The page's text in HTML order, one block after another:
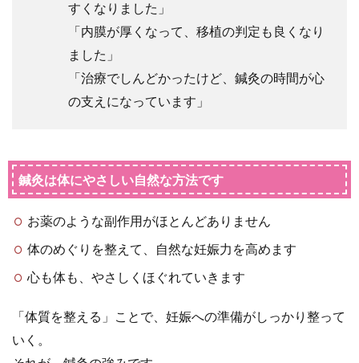
鍼灸
さし
い自
然な
方法
すくなりました」
「内膜が厚くなって、移植の判定も良くなり
ました」
「治療でしんどかったけど、鍼灸の時間が心
の支えになっています」
鍼灸は体にやさしい自然な方法です
お薬のような副作用がほとんどありません
体のめぐりを整えて、自然な妊娠力を高めます
心も体も、やさしくほぐれていきます
「体質を整える」ことで、妊娠への準備がしっかり整って
いく。